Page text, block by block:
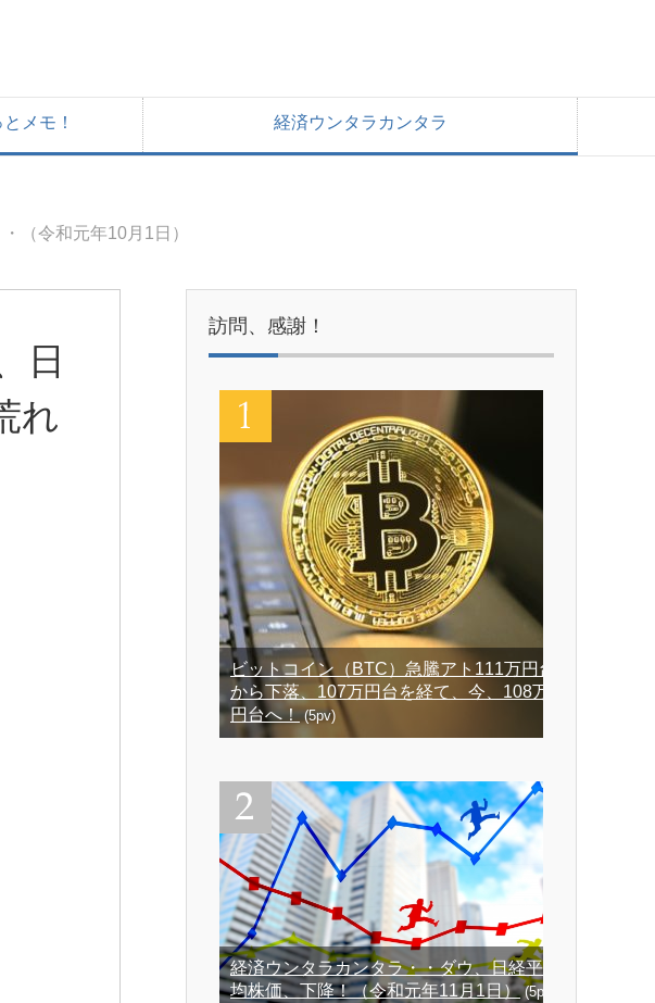
メモ！ 経済ウンタラカンタラ
（令和元年10月1日）
日
れ
訪問、感謝！
ビットコイン（BTC）急騰アト111万円台
から下落、107万円台を経て、今、108万
円台へ！(5pv)
経済ウンタラカンタラ・・ダウ、日経平
均株価、下降！（令和元年11月1日）(5pv)